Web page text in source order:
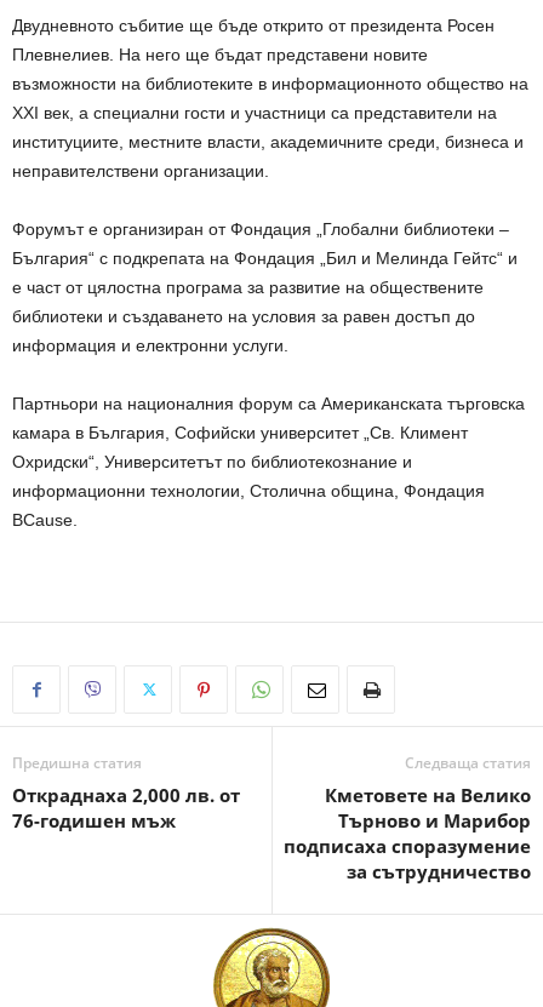
Двудневното събитие ще бъде открито от президента Росен
Плевнелиев. На него ще бъдат представени новите
възможности на библиотеките в информационното общество на
XXI век, а специални гости и участници са представители на
институциите, местните власти, академичните среди, бизнеса и
неправителствени организации.
Форумът е организиран от Фондация „Глобални библиотеки –
България“ с подкрепата на Фондация „Бил и Мелинда Гейтс“ и
е част от цялостна програма за развитие на обществените
библиотеки и създаването на условия за равен достъп до
информация и електронни услуги.
Партньори на националния форум са Американската търговска
камара в България, Софийски университет „Св. Климент
Охридски“, Университетът по библиотекознание и
информационни технологии, Столична община, Фондация
BCause.
Предишна статия
Откраднаха 2,000 лв. от
76-годишен мъж
Следваща статия
Кметовете на Велико
Търново и Марибор
подписаха споразумение
за сътрудничество